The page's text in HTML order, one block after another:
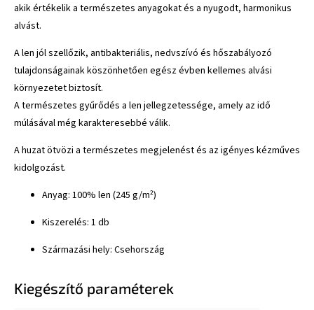
akik értékelik a természetes anyagokat és a nyugodt, harmonikus
alvást.
A len jól szellőzik, antibakteriális, nedvszívó és hőszabályozó
tulajdonságainak köszönhetően egész évben kellemes alvási
környezetet biztosít.
A természetes gyűrődés a len jellegzetessége, amely az idő
múlásával még karakteresebbé válik.
A huzat ötvözi a természetes megjelenést és az igényes kézműves
kidolgozást.
Anyag: 100% len (245 g/m²)
Kiszerelés: 1 db
Származási hely: Csehország
Kiegészítő paraméterek